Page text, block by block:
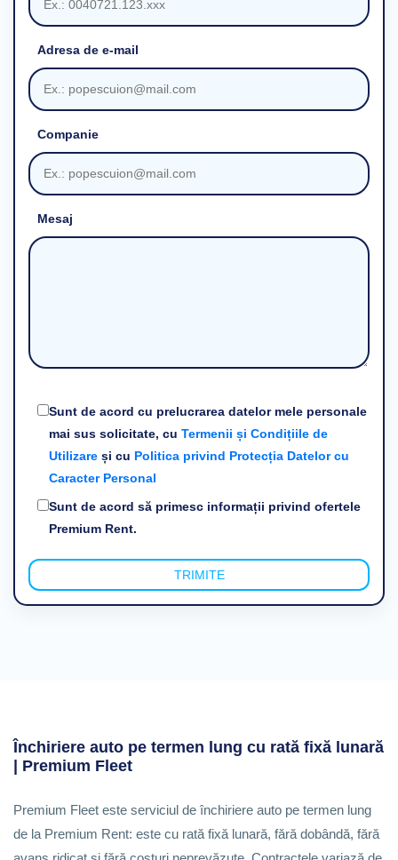
Adresa de e-mail
Companie
Mesaj
Sunt de acord cu prelucrarea datelor mele personale
mai sus solicitate, cu Termenii și Condițiile de
Utilizare și cu Politica privind Protecția Datelor cu
Caracter Personal
Sunt de acord să primesc informații privind ofertele
Premium Rent.
TRIMITE
Închiriere auto pe termen lung cu rată fixă lunară
| Premium Fleet
Premium Fleet este serviciul de închiriere auto pe termen lung
de la Premium Rent: este cu rată fixă lunară, fără dobândă, fără